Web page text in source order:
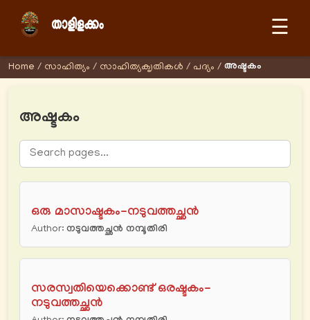
☰
Home / സാഹിത്യം / സാഹിത്യക‍ൃതികള്‍ / പദ്യം / അഷ്ടകം
അഷ്ടകം
ഒരു മാസാഷ്ടകം-നടുവത്തച്ഛന്‍
Author: നടുവത്തച്ഛന്‍ നമ്പൂതിരി
സരസ്വതിയെക്കൊണ്ട് ഒരഷ്ടകം-
നടുവത്തച്ഛന്‍